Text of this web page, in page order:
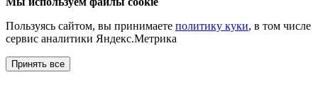
Пользуясь сайтом, вы принимаете политику куки, в том числе
сервис аналитики Яндекс.Метрика
Принять все